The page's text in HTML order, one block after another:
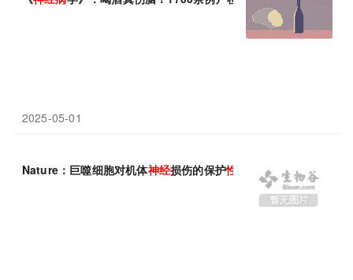
2025-05-01
Nature：巨噬细胞对机体神经损伤的保护性 作用有望帮助开发治